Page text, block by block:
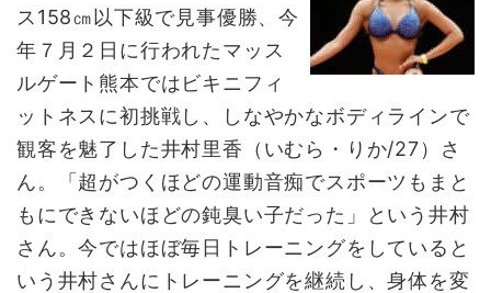
ス158㎝以下級で見事優勝、今
年７月２日に行われたマッス
ルゲート熊本ではビキニフィ
ットネスに初挑戦し、しなやかなボディラインで
観客を魅了した井村里香（いむら・りか/27）さ
ん。「超がつくほどの運動音痴でスポーツもまと
もにできないほどの鈍臭い子だった」という井村
さん。今ではほぼ毎日トレーニングをしていると
いう井村さんにトレーニングを継続し、身体を変